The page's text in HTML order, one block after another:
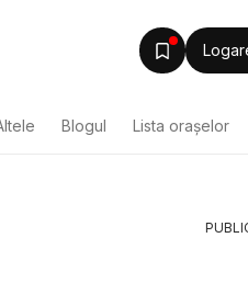
Blogul Lista oraşelor